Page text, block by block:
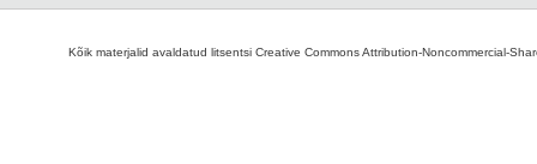
Kõik materjalid avaldatud litsentsi Creative Commons Attribution-Noncommercial-